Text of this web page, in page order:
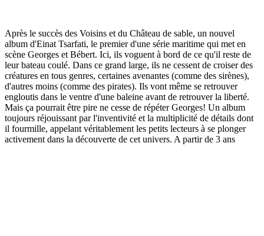
Après le succès des Voisins et du Château de sable, un nouvel
album d'Einat Tsarfati, le premier d'une série maritime qui met en
scène Georges et Bébert. Ici, ils voguent à bord de ce qu'il reste de
leur bateau coulé. Dans ce grand large, ils ne cessent de croiser des
créatures en tous genres, certaines avenantes (comme des sirènes),
d'autres moins (comme des pirates). Ils vont même se retrouver
engloutis dans le ventre d'une baleine avant de retrouver la liberté.
Mais ça pourrait être pire ne cesse de répéter Georges! Un album
toujours réjouissant par l'inventivité et la multiplicité de détails dont
il fourmille, appelant véritablement les petits lecteurs à se plonger
activement dans la découverte de cet univers. A partir de 3 ans